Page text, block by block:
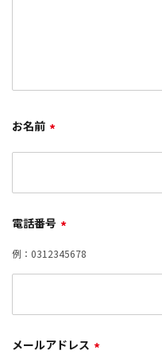
お名前 *
電話番号 *
例：0312345678
メールアドレス *